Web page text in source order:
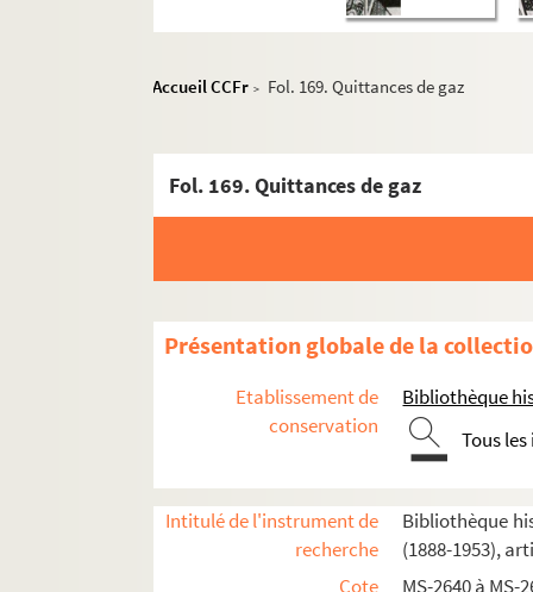
Accueil CCFr > Fol. 169. Quittances de gaz
Fol. 169. Quittances de gaz
Présentation globale de la
Etablissement de
conservation
Bibliothèque
Tous
Intitulé de l'instrument de
recherche
Bibliothèque
(1888-1953),
Cote
MS-2640 à MS-
4-MS-2640. Papiers relatifs à son épouse